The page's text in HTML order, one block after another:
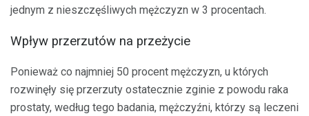
jednym z nieszczęśliwych mężczyzn w 3 procentach.
Wpływ przerzutów na przeżycie
Ponieważ co najmniej 50 procent mężczyzn, u których
rozwinęły się przerzuty ostatecznie zginie z powodu raka
prostaty, według tego badania, mężczyźni, którzy są leczeni